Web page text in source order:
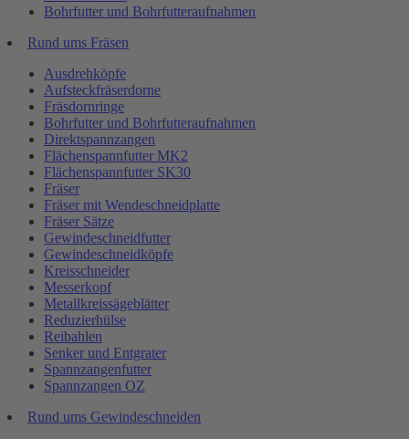
Bohrfutter und Bohrfutteraufnahmen
Rund ums Fräsen
Ausdrehköpfe
Aufsteckfräserdorne
Fräsdornringe
Bohrfutter und Bohrfutteraufnahmen
Direktspannzangen
Flächenspannfutter MK2
Flächenspannfutter SK30
Fräser
Fräser mit Wendeschneidplatte
Fräser Sätze
Gewindeschneidfutter
Gewindeschneidköpfe
Kreisschneider
Messerkopf
Metallkreissägeblätter
Reduzierhülse
Reibahlen
Senker und Entgrater
Spannzangenfutter
Spannzangen OZ
Rund ums Gewindeschneiden